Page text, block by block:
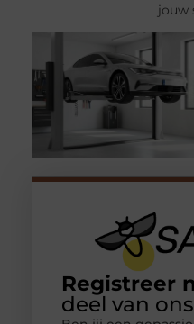
jouw
Registreer
deel van